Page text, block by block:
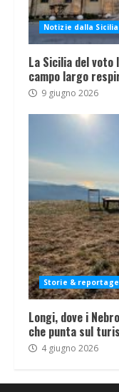
Notizie dalla Sicilia
La Sicilia del
campo largo
9 giugno 2026
Storie & reportage
Longi, dove i
che punta sul
4 giugno 2026